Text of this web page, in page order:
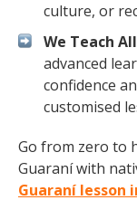
culture, or
We Teach
advanced
confidence
customised
Go from zero to
Guaraní with
Guaraní lesson